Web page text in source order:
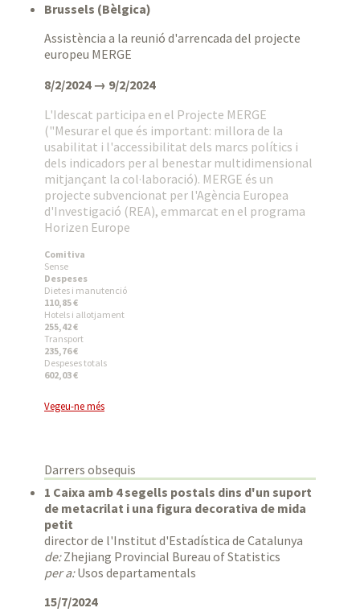
Brussels (Bèlgica)
Assistència a la reunió d'arrencada del projecte
europeu MERGE
8/2/2024 → 9/2/2024
L'Idescat participa en el Projecte MERGE
("Mesurar el que és important: millora de la
usabilitat i l'accessibilitat dels marcs polítics i
dels indicadors per al benestar multidimensional
mitjançant la col·laboració). MERGE és un
projecte subvencionat per l'Agència Europea
d'Investigació (REA), emmarcat en el programa
Horizen Europe
Comitiva
Sense
Despeses
Dietes i manutenció
110,85 €
Hotels i allotjament
255,42 €
Transport
235,76 €
Despeses totals
602,03 €
Vegeu-ne més
Darrers obsequis
1 Caixa amb 4 segells postals dins d'un suport
de metacrilat i una figura decorativa de mida
petit
director de l'Institut d'Estadística de Catalunya
de:Zhejiang Provincial Bureau of Statistics
per a:Usos departamentals
15/7/2024